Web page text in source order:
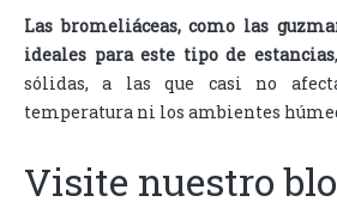
Las bromeliáceas, como las
ideales para este tipo de estancias
sólidas, a las que casi no
temperatura ni los ambientes
Visite nuestro